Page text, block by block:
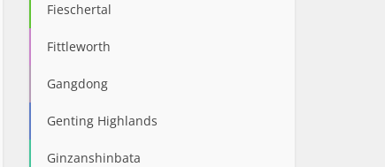
Fieschertal
Fittleworth
Gangdong
Genting Highlands
Ginzanshinbata